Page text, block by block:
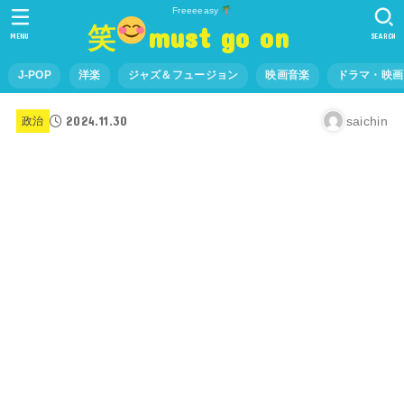
Freeeeasy
笑 must go on
J-POP 洋楽 ジャズ＆フュージョン 映画音楽 ドラマ・映
SEARCH
MENU
政治 2024.11.30 saichin